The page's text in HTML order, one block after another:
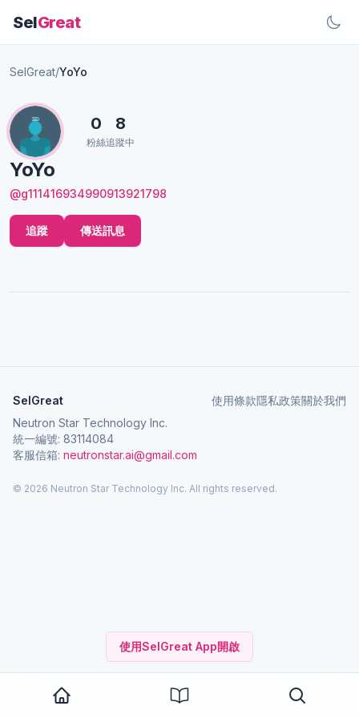
SelGreat
使用SelGreat App開啟
SelGreat/YoYo
YoYo
@g111416934990913921798
0
粉絲
8
追蹤中
追蹤 傳送訊息
SelGreat
Neutron Star Technology Inc.
統一編號: 83114084
客服信箱: neutronstar.ai@gmail.com
使用條款隱私政策關於我們
© 2026 Neutron Star Technology Inc. All rights reserved.